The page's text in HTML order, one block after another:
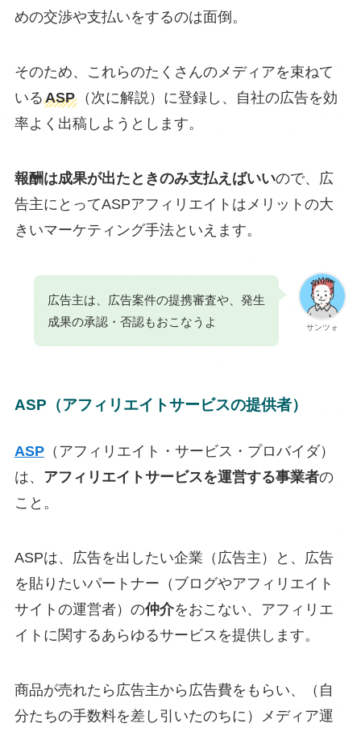
めの交渉や支払いをするのは面倒。
そのため、これらのたくさんのメディアを束ねて
いるASP（次に解説）に登録し、自社の広告を効
率よく出稿しようとします。
報酬は成果が出たときのみ支払えばいいので、広
告主にとってASPアフィリエイトはメリットの大
きいマーケティング手法といえます。
サンツォ
広告主は、広告案件の提携審査や、発生
成果の承認・否認もおこなうよ
ASP（アフィリエイトサービスの提供者）
ASP（アフィリエイト・サービス・プロバイダ）
は、 アフィリエイトサービスを運営する事業者の
こと。
ASPは、広告を出したい企業（広告主）と、広告
を貼りたいパートナー（ブログやアフィリエイト
サイトの運営者）の仲介をおこない、アフィリエ
イトに関するあらゆるサービスを提供します。
商品が売れたら広告主から広告費をもらい、（自
分たちの手数料を差し引いたのちに）メディア運